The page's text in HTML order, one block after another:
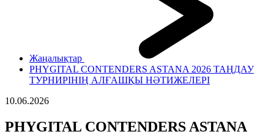
Жаңалықтар
PHYGITAL CONTENDERS ASTANA 2026 ТАҢДАУ
ТУРНИРІНІҢ АЛҒАШҚЫ НӘТИЖЕЛЕРІ
10.06.2026
PHYGITAL CONTENDERS ASTANA